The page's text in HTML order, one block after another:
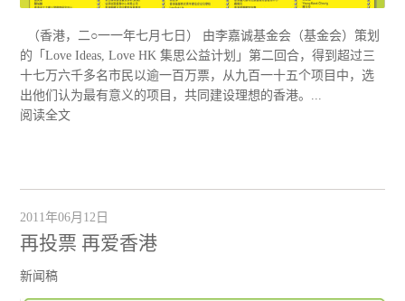
（香港，二○一一年七月七日） 由李嘉诚基金会（基金会）策划
的「Love Ideas, Love HK 集思公益计划」第二回合，得到超过三
十七万六千多名市民以逾一百万票，从九百一十五个项目中，选
出他们认为最有意义的项目，共同建设理想的香港。...
阅读全文
2011年06月12日
再投票 再爱香港
新闻稿